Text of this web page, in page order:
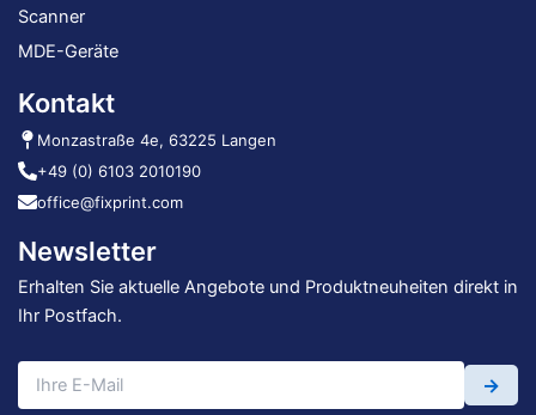
Scanner
MDE-Geräte
Kontakt
Monzastraße 4e, 63225 Langen
+49 (0) 6103 2010190
office@fixprint.com
Newsletter
Erhalten Sie aktuelle Angebote und Produktneuheiten direkt in
Ihr Postfach.
→